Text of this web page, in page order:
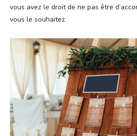
vous avez le droit de ne pas être
vous le souhaitez.